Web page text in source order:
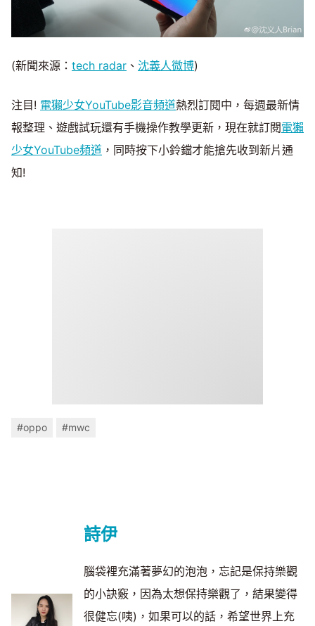
(新聞來源： tech radar 、 沈義人微博)
注目! 電獺少女YouTube影音頻道熱烈訂閱中，每週最新情
報整理、遊戲試玩還有手機操作教學更新，現在就訂閱電獺
少女YouTube頻道 ，同時按下小鈴鐺才能搶先收到新片通
知!
#oppo #mwc
詩伊
腦袋裡充滿著夢幻的泡泡，忘記是保持樂觀
的小訣竅，因為太想保持樂觀了，結果變得
很健忘(咦)，如果可以的話，希望世界上充